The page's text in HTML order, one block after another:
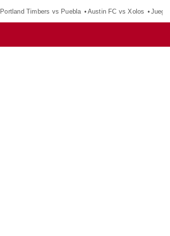
Portland Timbers vs Puebla Austin FC vs Xolos